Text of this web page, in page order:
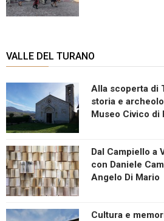
VALLE DEL TURANO
Alla scoperta di
storia e
Museo Civico di
Dal Campiello a
con Daniele
Angelo Di Mario
Cultura e